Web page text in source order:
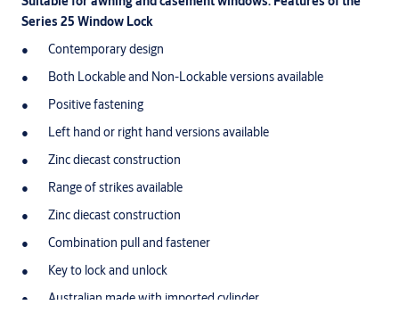
Series 25 Window Lock
Contemporary design
Both Lockable and Non-Lockable versions available
Positive fastening
Left hand or right hand versions available
Zinc diecast construction
Range of strikes available
Zinc diecast construction
Combination pull and fastener
Key to lock and unlock
Australian made with imported cylinder